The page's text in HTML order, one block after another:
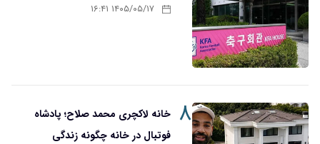
۱۴۰۵/۰۵/۱۷ ۱۶:۴۱
۸ خانه لاکچری محمد صلاح؛ پادشاه
فوتبال در خانه چگونه زندگی